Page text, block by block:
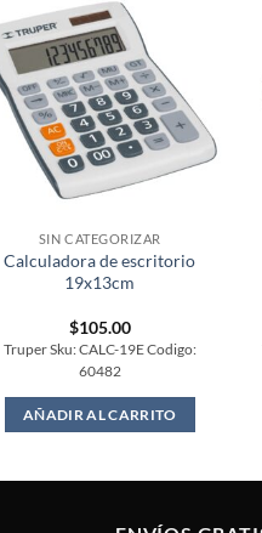
SIN CATEGORIZAR
Calculadora de escritorio
19x13cm
$105.00
Truper Sku: CALC-19E Codigo:
60482
AÑADIR AL CARRITO